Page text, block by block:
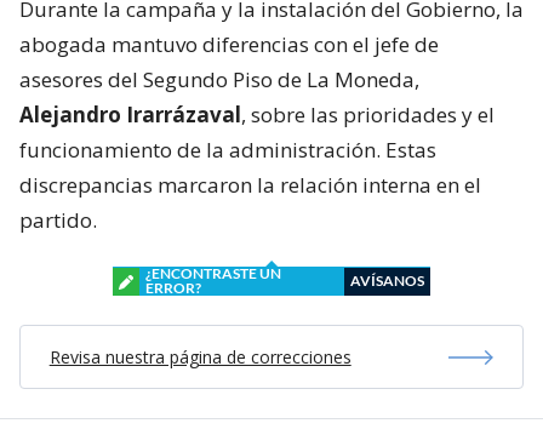
Durante la campaña y la instalación del Gobierno, la
abogada mantuvo diferencias con el jefe de
asesores del Segundo Piso de La Moneda,
Alejandro Irarrázaval, sobre las prioridades y el
funcionamiento de la administración. Estas
discrepancias marcaron la relación interna en el
partido.
¿ENCONTRASTE UN
ERROR?
AVÍSANOS
Revisa nuestra página de correcciones